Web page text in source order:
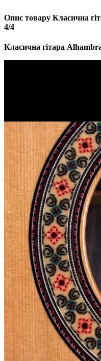
Опис товару Класична
4/4
Класична гітара